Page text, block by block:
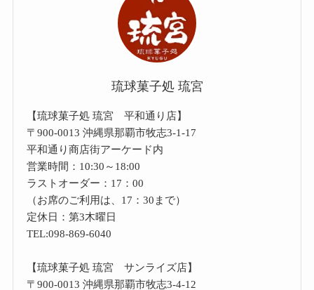
琉球菓子処 琉宮
【琉球菓子処 琉宮 平和通り店】
〒900-0013 沖縄県那覇市牧志3-1-17
平和通り商店街アーケード内
営業時間：10:30～18:00
ラストオーダー：17：00
（お席のご利用は、17：30まで）
定休日：第3木曜日
TEL:098-869-6040
【琉球菓子処 琉宮 サンライズ店】
〒900-0013 沖縄県那覇市牧志3-4-12